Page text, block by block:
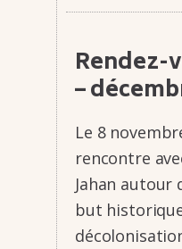
Rendez-
–
Le 8
rencontre
Jahan
but